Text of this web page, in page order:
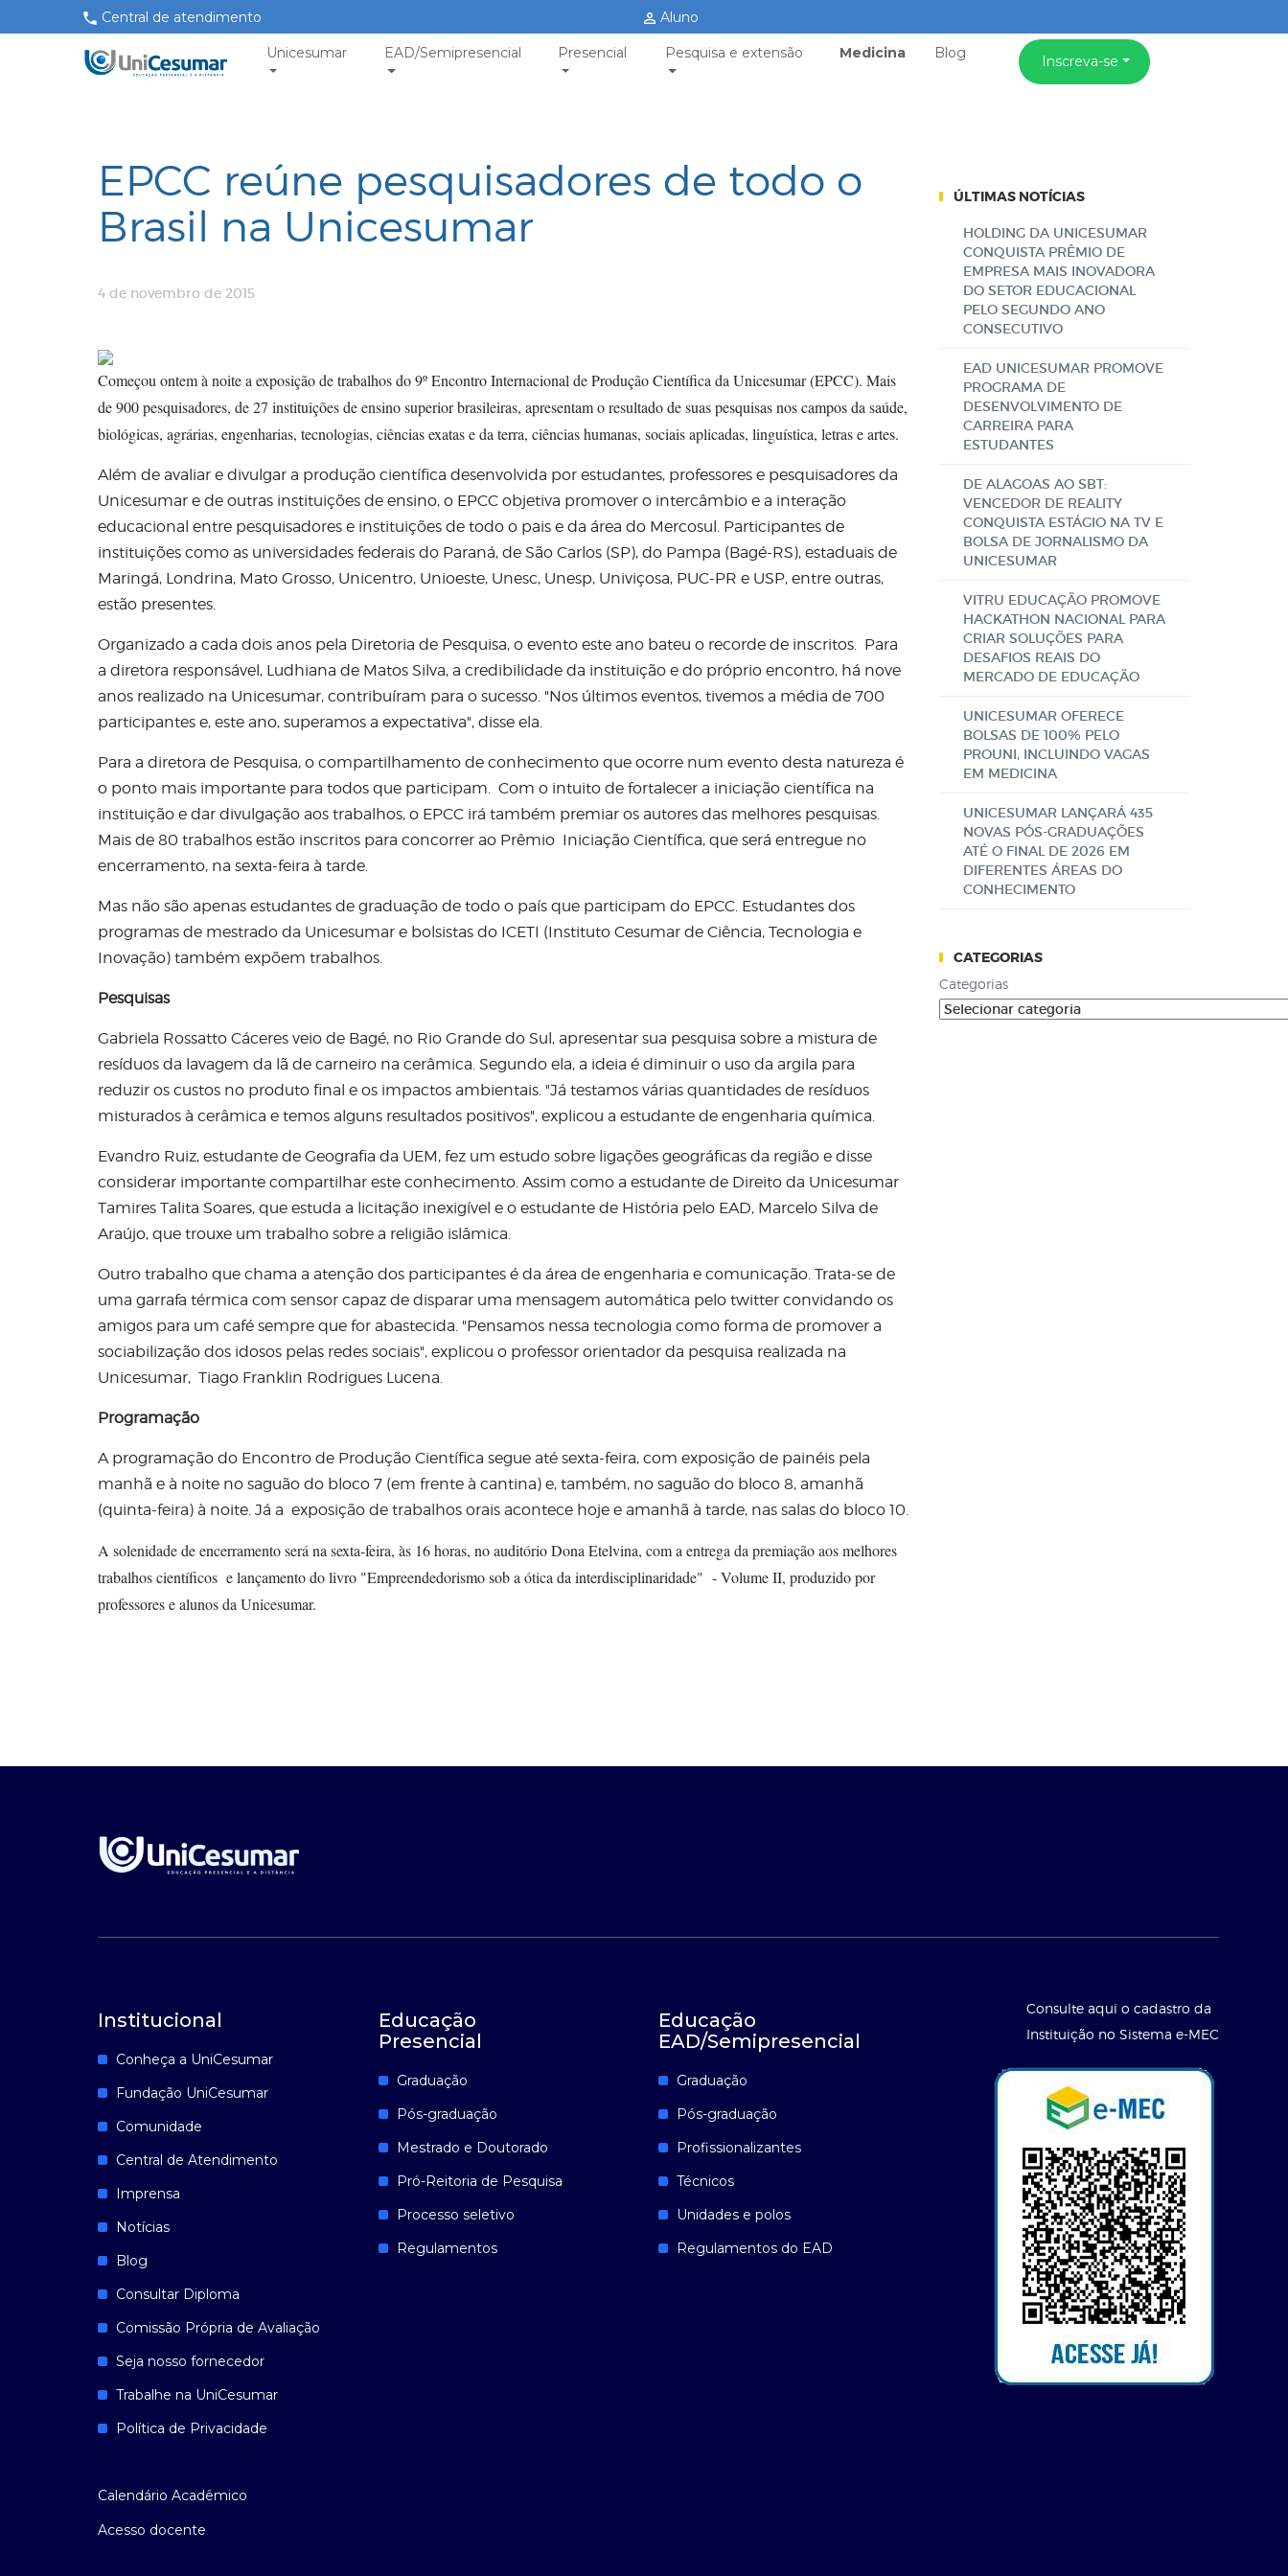
Central de atendimento Aluno
Unicesumar EAD/Semipresencial Presencial Pesquisa e extensão Medicina Blog Inscreva-se
EPCC reúne pesquisadores de todo o
Brasil na Unicesumar
4 de novembro de 2015
Começou ontem à noite a exposição de trabalhos do 9º Encontro Internacional de Produção Científica da Unicesumar (EPCC). Mais
de 900 pesquisadores, de 27 instituições de ensino superior brasileiras, apresentam o resultado de suas pesquisas nos campos da saúde,
biológicas, agrárias, engenharias, tecnologias, ciências exatas e da terra, ciências humanas, sociais aplicadas, linguística, letras e artes.
Além de avaliar e divulgar a produção científica desenvolvida por estudantes, professores e pesquisadores da
Unicesumar e de outras instituições de ensino, o EPCC objetiva promover o intercâmbio e a interação
educacional entre pesquisadores e instituições de todo o pais e da área do Mercosul. Participantes de
instituições como as universidades federais do Paraná, de São Carlos (SP), do Pampa (Bagé-RS), estaduais de
Maringá, Londrina, Mato Grosso, Unicentro, Unioeste, Unesc, Unesp, Univiçosa, PUC-PR e USP, entre outras,
estão presentes.
Organizado a cada dois anos pela Diretoria de Pesquisa, o evento este ano bateu o recorde de inscritos. Para
a diretora responsável, Ludhiana de Matos Silva, a credibilidade da instituição e do próprio encontro, há nove
anos realizado na Unicesumar, contribuíram para o sucesso. "Nos últimos eventos, tivemos a média de 700
participantes e, este ano, superamos a expectativa", disse ela.
Para a diretora de Pesquisa, o compartilhamento de conhecimento que ocorre num evento desta natureza é
o ponto mais importante para todos que participam. Com o intuito de fortalecer a iniciação científica na
instituição e dar divulgação aos trabalhos, o EPCC irá também premiar os autores das melhores pesquisas.
Mais de 80 trabalhos estão inscritos para concorrer ao Prêmio Iniciação Científica, que será entregue no
encerramento, na sexta-feira à tarde.
Mas não são apenas estudantes de graduação de todo o país que participam do EPCC. Estudantes dos
programas de mestrado da Unicesumar e bolsistas do ICETI (Instituto Cesumar de Ciência, Tecnologia e
Inovação) também expõem trabalhos.
Pesquisas
Gabriela Rossatto Cáceres veio de Bagé, no Rio Grande do Sul, apresentar sua pesquisa sobre a mistura de
resíduos da lavagem da lã de carneiro na cerâmica. Segundo ela, a ideia é diminuir o uso da argila para
reduzir os custos no produto final e os impactos ambientais. "Já testamos várias quantidades de resíduos
misturados à cerâmica e temos alguns resultados positivos", explicou a estudante de engenharia química.
Evandro Ruiz, estudante de Geografia da UEM, fez um estudo sobre ligações geográficas da região e disse
considerar importante compartilhar este conhecimento. Assim como a estudante de Direito da Unicesumar
Tamires Talita Soares, que estuda a licitação inexigível e o estudante de História pelo EAD, Marcelo Silva de
Araújo, que trouxe um trabalho sobre a religião islâmica.
Outro trabalho que chama a atenção dos participantes é da área de engenharia e comunicação. Trata-se de
uma garrafa térmica com sensor capaz de disparar uma mensagem automática pelo twitter convidando os
amigos para um café sempre que for abastecida. "Pensamos nessa tecnologia como forma de promover a
sociabilização dos idosos pelas redes sociais", explicou o professor orientador da pesquisa realizada na
Unicesumar, Tiago Franklin Rodrigues Lucena.
Programação
A programação do Encontro de Produção Científica segue até sexta-feira, com exposição de painéis pela
manhã e à noite no saguão do bloco 7 (em frente à cantina) e, também, no saguão do bloco 8, amanhã
(quinta-feira) à noite. Já a exposição de trabalhos orais acontece hoje e amanhã à tarde, nas salas do bloco 10.
A solenidade de encerramento será na sexta-feira, às 16 horas, no auditório Dona Etelvina, com a entrega da premiação aos melhores
trabalhos científicos e lançamento do livro "Empreendedorismo sob a ótica da interdisciplinaridade" - Volume II, produzido por
professores e alunos da Unicesumar.
ÚLTIMAS NOTÍCIAS
HOLDING DA UNICESUMAR
CONQUISTA PRÊMIO DE
EMPRESA MAIS INOVADORA
DO SETOR EDUCACIONAL
PELO SEGUNDO ANO
CONSECUTIVO
EAD UNICESUMAR PROMOVE
PROGRAMA DE
DESENVOLVIMENTO DE
CARREIRA PARA
ESTUDANTES
DE ALAGOAS AO SBT:
VENCEDOR DE REALITY
CONQUISTA ESTÁGIO NA TV E
BOLSA DE JORNALISMO DA
UNICESUMAR
VITRU EDUCAÇÃO PROMOVE
HACKATHON NACIONAL PARA
CRIAR SOLUÇÕES PARA
DESAFIOS REAIS DO
MERCADO DE EDUCAÇÃO
UNICESUMAR OFERECE
BOLSAS DE 100% PELO
PROUNI, INCLUINDO VAGAS
EM MEDICINA
UNICESUMAR LANÇARÁ 435
NOVAS PÓS-GRADUAÇÕES
ATÉ O FINAL DE 2026 EM
DIFERENTES ÁREAS DO
CONHECIMENTO
CATEGORIAS
Categorias
Institucional
Conheça a UniCesumar
Fundação UniCesumar
Comunidade
Central de Atendimento
Imprensa
Notícias
Blog
Consultar Diploma
Comissão Própria de Avaliação
Seja nosso fornecedor
Trabalhe na UniCesumar
Política de Privacidade
Calendário Acadêmico
Acesso docente
Educação
Presencial
Graduação
Pós-graduação
Mestrado e Doutorado
Pró-Reitoria de Pesquisa
Processo seletivo
Regulamentos
Educação
EAD/Semipresencial
Graduação
Pós-graduação
Profissionalizantes
Técnicos
Unidades e polos
Regulamentos do EAD
Consulte aqui o cadastro da
Instituição no Sistema e-MEC